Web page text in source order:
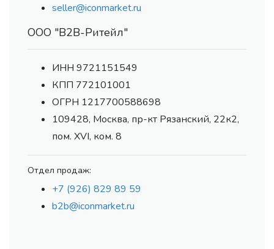
seller@iconmarket.ru
ООО "В2В-Ритейл"
ИНН 9721151549
КПП 772101001
ОГРН 1217700588698
109428, Москва, пр-кт Рязанский, 22к2,
пом. XVI, ком. 8
Отдел продаж:
+7 (926) 829 89 59
b2b@iconmarket.ru